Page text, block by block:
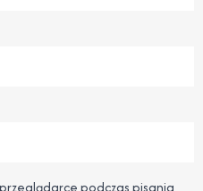
podczas pisania